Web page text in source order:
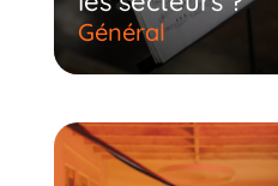
Général